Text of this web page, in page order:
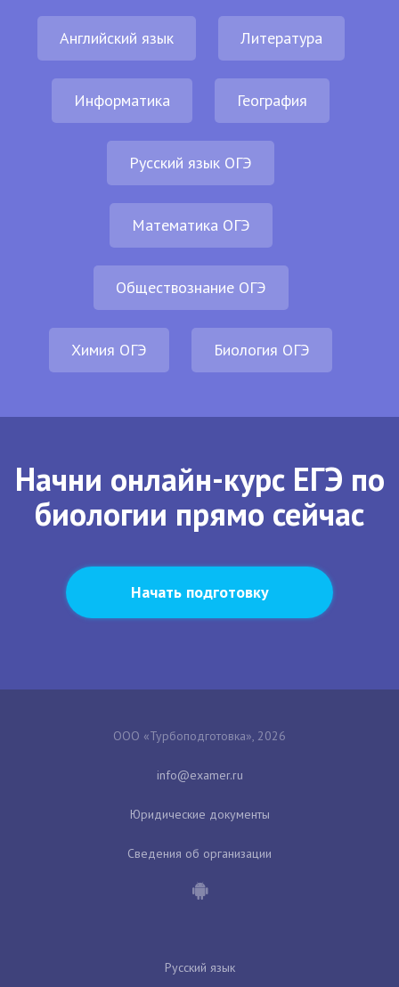
Английский язык Литература
Информатика География
Русский язык ОГЭ
Математика ОГЭ
Обществознание ОГЭ
Химия ОГЭ Биология ОГЭ
Начни онлайн-курс ЕГЭ по
биологии прямо сейчас
Начать подготовку
ООО «Турбоподготовка», 2026
Юридические документы
Сведения об организации
Русский язык